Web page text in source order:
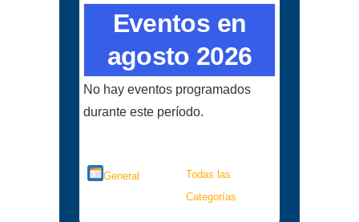
Eventos en
agosto 2026
No hay eventos programados
durante este período.
General
Todas las
Categorías